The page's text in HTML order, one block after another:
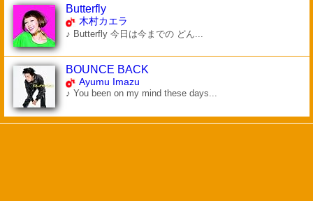
Butterfly
木村カエラ
♪ Butterfly 今日は今までの どん...
BOUNCE BACK
Ayumu Imazu
♪ You been on my mind these days...